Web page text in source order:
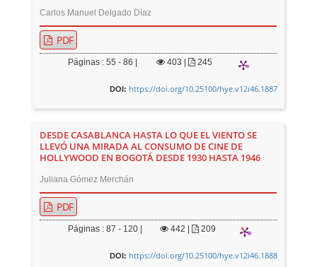
Carlos Manuel Delgado Díaz
PDF
Páginas : 55 - 86 | 403 245
DOI: https://doi.org/10.25100/hye.v12i46.1887
DESDE CASABLANCA HASTA LO QUE EL VIENTO SE
LLEVÓ UNA MIRADA AL CONSUMO DE CINE DE
HOLLYWOOD EN BOGOTÁ DESDE 1930 HASTA 1946
Juliana Gómez Merchán
PDF
Páginas : 87 - 120 | 442 209
DOI: https://doi.org/10.25100/hye.v12i46.1888